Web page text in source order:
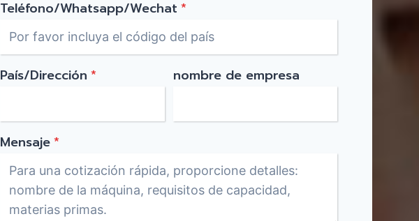
Teléfono/Whatsapp/Wechat *
País/Dirección * nombre de empresa
Mensaje*